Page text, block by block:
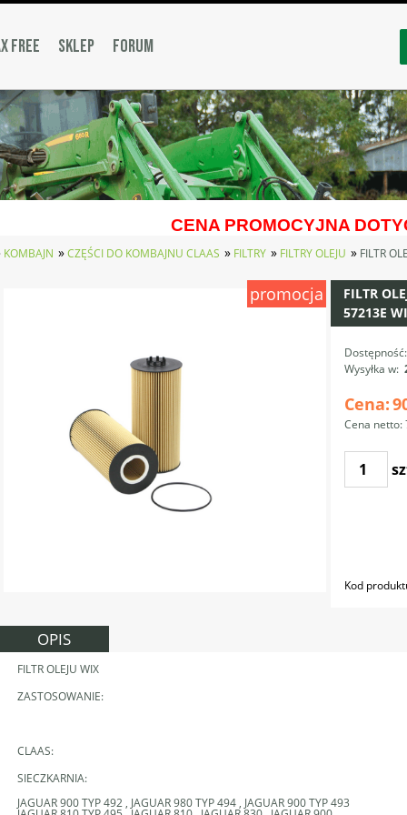
FREE SKLEP FORUM
CENA PROMOCYJNA
KOMBAJN »CZĘŚCI DO KOMBAJNU CLAAS » FILTRY » FILTRY OLEJU » FILTR
promocja
FILTR
57213E
Dostępność:
Wysyłka w:
Cena:
Cena netto:
Kod
OPIS
FILTR OLEJU WIX
ZASTOSOWANIE:
CLAAS:
SIECZKARNIA:
JAGUAR 900 TYP 492 , JAGUAR 980 TYP 494 , JAGUAR 900 TYP 493